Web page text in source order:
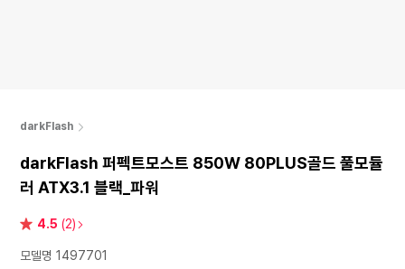
darkFlash
darkFlash 퍼펙트모스트 850W 80PLUS골드 풀모듈
러 ATX3.1 블랙_파워
별 4.5 (2)
모델명 1497701